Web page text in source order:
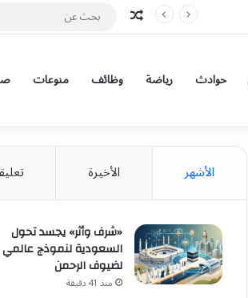
مقال عشوائي
حوادث رياضة وظائف منوعات
الأشهر الأخيرة
«شرف وأثر» يجسد تحول
السعودية لنموذج عالمي
لضيوف الرحمن
منذ 41 دقيقة